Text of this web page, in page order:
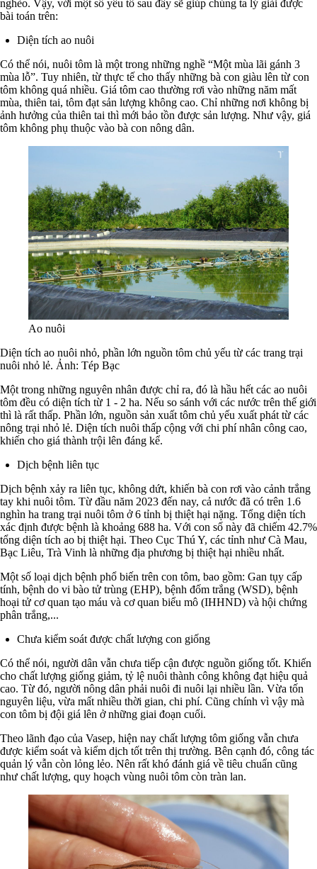
nghèo. Vậy, với một số yếu tố sau đây sẽ giúp chúng ta lý giải được
bài toán trên:
Diện tích ao nuôi
Có thể nói, nuôi tôm là một trong những nghề “Một mùa lãi gánh 3
mùa lỗ”. Tuy nhiên, từ thực tế cho thấy những bà con giàu lên từ con
tôm không quá nhiều. Giá tôm cao thường rơi vào những năm mất
mùa, thiên tai, tôm đạt sản lượng không cao. Chỉ những nơi không bị
ảnh hưởng của thiên tai thì mới bảo tồn được sản lượng. Như vậy, giá
tôm không phụ thuộc vào bà con nông dân.
Ao nuôi
Diện tích ao nuôi nhỏ, phần lớn nguồn tôm chủ yếu từ các trang trại
nuôi nhỏ lẻ. Ảnh: Tép Bạc
Một trong những nguyên nhân được chỉ ra, đó là hầu hết các ao nuôi
tôm đều có diện tích từ 1 - 2 ha. Nếu so sánh với các nước trên thế giới
thì là rất thấp. Phần lớn, nguồn sản xuất tôm chủ yếu xuất phát từ các
nông trại nhỏ lẻ. Diện tích nuôi thấp cộng với chi phí nhân công cao,
khiến cho giá thành trội lên đáng kể.
Dịch bệnh liên tục
Dịch bệnh xảy ra liên tục, không dứt, khiến bà con rơi vào cảnh trắng
tay khi nuôi tôm. Từ đầu năm 2023 đến nay, cả nước đã có trên 1.6
nghìn ha trang trại nuôi tôm ở 6 tỉnh bị thiệt hại nặng. Tổng diện tích
xác định được bệnh là khoảng 688 ha. Với con số này đã chiếm 42.7%
tổng diện tích ao bị thiệt hại. Theo Cục Thú Y, các tỉnh như Cà Mau,
Bạc Liêu, Trà Vinh là những địa phương bị thiệt hại nhiều nhất.
Một số loại dịch bệnh phổ biến trên con tôm, bao gồm: Gan tụy cấp
tính, bệnh do vi bào tử trùng (EHP), bệnh đốm trắng (WSD), bệnh
hoại tử cơ quan tạo máu và cơ quan biểu mô (IHHND) và hội chứng
phân trắng,...
Chưa kiểm soát được chất lượng con giống
Có thể nói, người dân vẫn chưa tiếp cận được nguồn giống tốt. Khiến
cho chất lượng giống giảm, tỷ lệ nuôi thành công không đạt hiệu quả
cao. Từ đó, người nông dân phải nuôi đi nuôi lại nhiều lần. Vừa tốn
nguyên liệu, vừa mất nhiều thời gian, chi phí. Cũng chính vì vậy mà
con tôm bị đội giá lên ở những giai đoạn cuối.
Theo lãnh đạo của Vasep, hiện nay chất lượng tôm giống vẫn chưa
được kiểm soát và kiểm dịch tốt trên thị trường. Bên cạnh đó, công tác
quản lý vẫn còn lỏng lẻo. Nên rất khó đánh giá về tiêu chuẩn cũng
như chất lượng, quy hoạch vùng nuôi tôm còn tràn lan.